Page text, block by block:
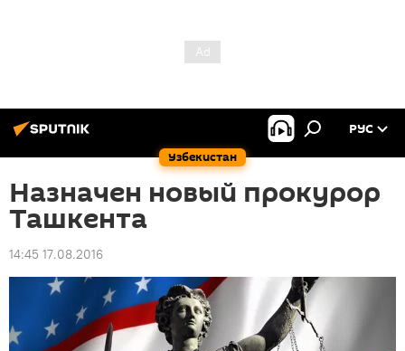
Узбекистан
РУС
Назначен новый прокурор
Ташкента
14:45 17.08.2016